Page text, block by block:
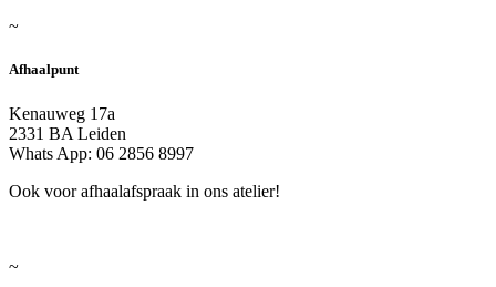
~
Afhaalpunt
Kenauweg 17a
2331 BA Leiden
Whats App: 06 2856 8997
Ook voor afhaalafspraak in ons atelier!
~